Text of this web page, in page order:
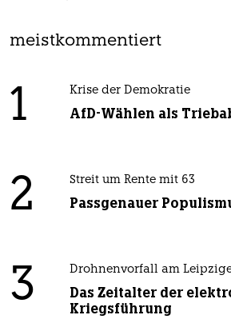
meistkommentiert
1 Krise der Demokratie
AfD-Wählen als
2 Streit um Rente mit 63
Passgenauer
3 Drohnenvorfall am
Das Zeitalter der
Kriegsführung